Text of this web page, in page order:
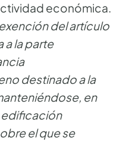
económica.
del artículo
a la parte
destinado a la
en
el que se